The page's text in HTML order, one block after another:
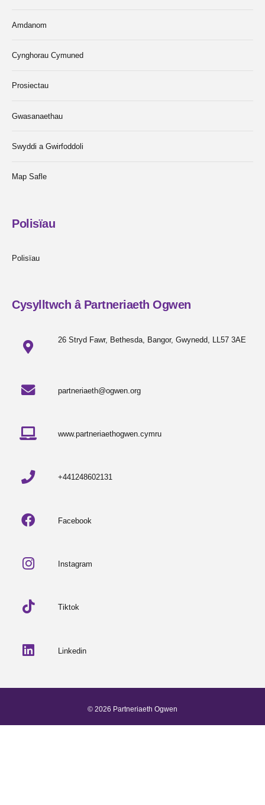
Amdanom
Cynghorau Cymuned
Prosiectau
Gwasanaethau
Swyddi a Gwirfoddoli
Map Safle
Polisïau
Polisïau
Cysylltwch â Partneriaeth Ogwen
26 Stryd Fawr, Bethesda, Bangor, Gwynedd, LL57 3AE
partneriaeth@ogwen.org
www.partneriaethogwen.cymru
+441248602131
Facebook
Instagram
Tiktok
Linkedin
© 2026 Partneriaeth Ogwen